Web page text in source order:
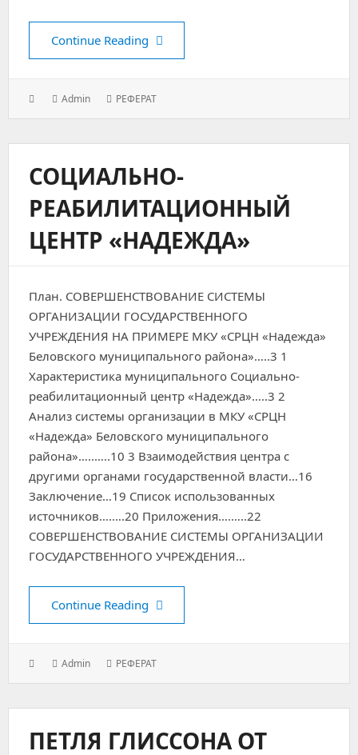
Continue Reading Электронная идентификация
PostedAuthor:
Admin Categories:
РЕФЕРАТ
СОЦИАЛЬНО-
РЕАБИЛИТАЦИОННЫЙ
ЦЕНТР «НАДЕЖДА»
План. СОВЕРШЕНСТВОВАНИЕ СИСТЕМЫ
ОРГАНИЗАЦИИ ГОСУДАРСТВЕННОГО
УЧРЕЖДЕНИЯ НА ПРИМЕРЕ МКУ «СРЦН «Надежда»
Беловского муниципального района»…..3 1
Характеристика муниципального Социально-
реабилитационный центр «Надежда»…..3 2
Анализ системы организации в МКУ «СРЦН
«Надежда» Беловского муниципального
района»…..…..10 3 Взаимодействия центра с
другими органами государственной власти…16
Заключение…19 Список использованных
источников….….20 Приложения….…..22
СОВЕРШЕНСТВОВАНИЕ СИСТЕМЫ ОРГАНИЗАЦИИ
ГОСУДАРСТВЕННОГО УЧРЕЖДЕНИЯ…
Continue Reading Социально-реабилитационный
PostedAuthor:
Admin Categories:
РЕФЕРАТ
ПЕТЛЯ ГЛИССОНА ОТ